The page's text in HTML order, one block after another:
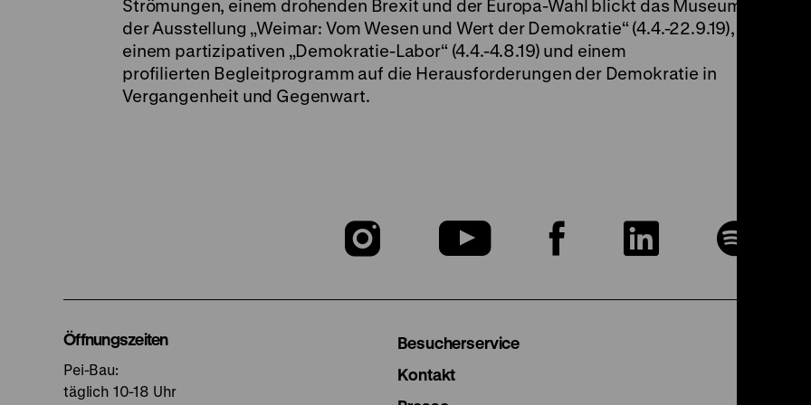
Strömungen, einem drohenden Brexit und der Europa-Wahl blickt das Museum mit
der Ausstellung „Weimar: Vom Wesen und Wert der Demokratie“ (4.4.-22.9.19),
einem partizipativen „Demokratie-Labor“ (4.4.-4.8.19) und einem
profilierten Begleitprogramm auf die Herausforderungen der Demokratie in
Vergangenheit und Gegenwart.
Zu
Instagram
Seite
Zu
YouTube
Zu
Öffnungszeiten
Pei-Bau:
täglich 10-18 Uhr
Besucherservice
Kontakt